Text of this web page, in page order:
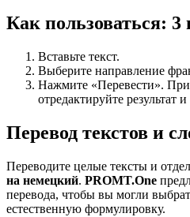
Как пользоваться: 3
Вставьте текст.
Выберите направление
Нажмите «Перевести».
отредактируйте результат
Перевод текстов и
Переводите целые тексты и
на немецкий. PROMT.One
перевода, чтобы вы могли
естественную формулировку.